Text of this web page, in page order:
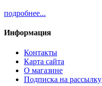
подробнее...
Информация
Контакты
Карта сайта
О магазине
Подписка на рассылку